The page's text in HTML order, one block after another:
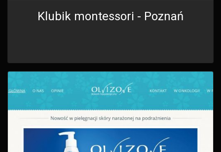
Klubik montessori - Poznań